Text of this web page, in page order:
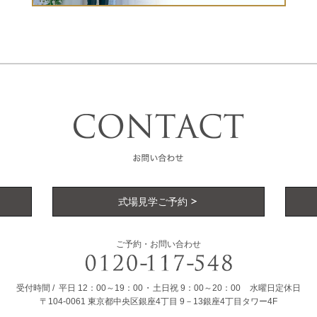
式場見学ご予約
ご予約・お問い合わせ
受付時間 平日 12：00～19：00 土日祝 9：00～20：00
水曜日定休日
〒104-0061 東京都中央区銀座4丁目 9－13銀座4丁目タワー4F